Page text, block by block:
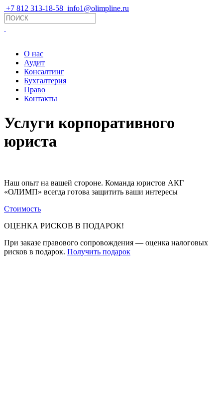
+7 812 313-18-58 info1@olimpline.ru
О нас
Аудит
Консалтинг
Бухгалтерия
Право
Контакты
Услуги корпоративного
юриста
Наш опыт на вашей стороне. Команда юристов АКГ
«ОЛИМП» всегда готова защитить ваши интересы
Стоимость
ОЦЕНКА РИСКОВ В ПОДАРОК!
При заказе правового сопровождения — оценка налоговых
рисков в подарок. Получить подарок